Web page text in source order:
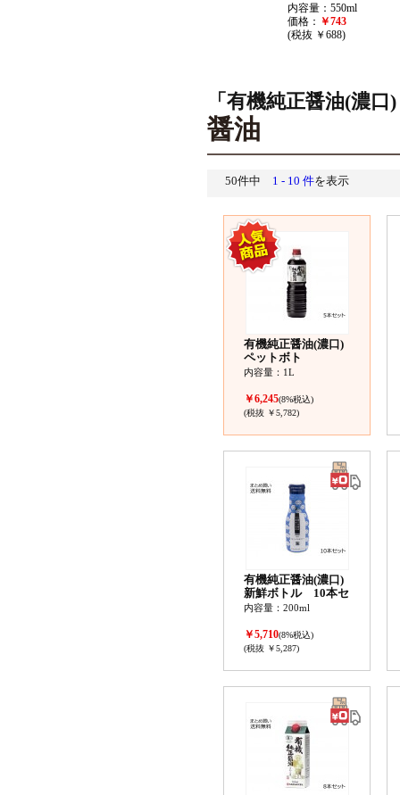
内容量：550ml
価格： ￥743
(税抜 ￥688)
「有機純正醤油(濃
醤油
50件中 1 - 10 件を表示
有機純正醤油(濃口)
ペットボト
内容量：1L
￥6,245(8%税込)
(税抜 ￥5,782)
有機純正醤油(濃口)
新鮮ボトル 10本セ
ット
内容量：200ml
￥5,710(8%税込)
(税抜 ￥5,287)